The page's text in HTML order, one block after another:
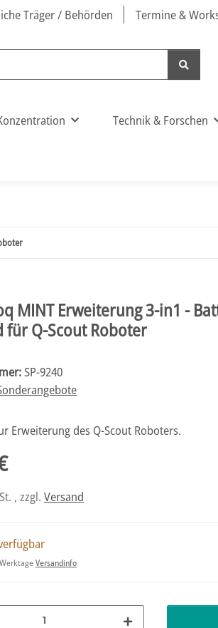
Träger / Behörden Termine &
Technik & Forschen
MINT Erweiterung 3-in1 -
für Q-Scout Roboter
SP-9240
Erweiterung des Q-Scout Roboters.
, zzgl. Versand
Versandinfo